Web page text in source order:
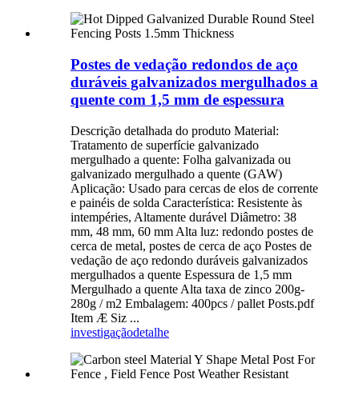
Postes de vedação redondos de aço
duráveis ​​galvanizados mergulhados a
quente com 1,5 mm de espessura
Descrição detalhada do produto Material:
Tratamento de superfície galvanizado
mergulhado a quente: Folha galvanizada ou
galvanizado mergulhado a quente (GAW)
Aplicação: Usado para cercas de elos de corrente
e painéis de solda Característica: Resistente às
intempéries, Altamente durável Diâmetro: 38
mm, 48 mm, 60 mm Alta luz: redondo postes de
cerca de metal, postes de cerca de aço Postes de
vedação de aço redondo duráveis ​​galvanizados
mergulhados a quente Espessura de 1,5 mm
Mergulhado a quente Alta taxa de zinco 200g-
280g / m2 Embalagem: 400pcs / pallet Posts.pdf
Item Æ Siz ...
investigaçãodetalhe